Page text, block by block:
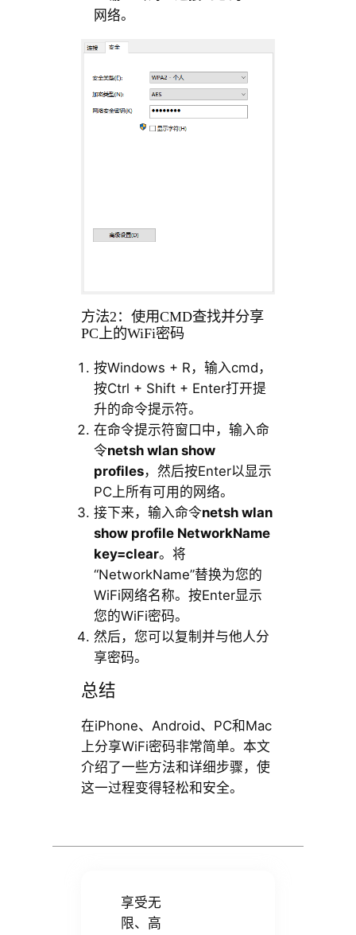
网络。
方法2：使用CMD查找并分享
PC上的WiFi密码
按Windows + R，输入cmd，
按Ctrl + Shift + Enter打开提
升的命令提示符。
在命令提示符窗口中，输入命
令netsh wlan show
profiles，然后按Enter以显示
PC上所有可用的网络。
接下来，输入命令netsh wlan
show profile NetworkName
key=clear。将
“NetworkName”替换为您的
WiFi网络名称。按Enter显示
您的WiFi密码。
然后，您可以复制并与他人分
享密码。
总结
在iPhone、Android、PC和Mac
上分享WiFi密码非常简单。本文
介绍了一些方法和详细步骤，使
这一过程变得轻松和安全。
享受无
限、高